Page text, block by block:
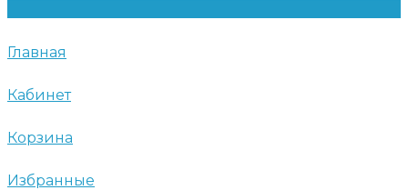
Главная
Кабинет
Корзина
Избранные